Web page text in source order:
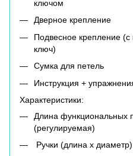
ключом
Дверное крепление
Подвесное крепление
ключ)
Сумка для петель
Инструкция +
Характеристики:
Длина функциональных
(регулируемая)
Ручки (длина х